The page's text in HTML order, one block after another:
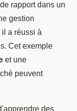
rapport dans un
gestion
a réussi à
Cet exemple
et une
peuvent
des